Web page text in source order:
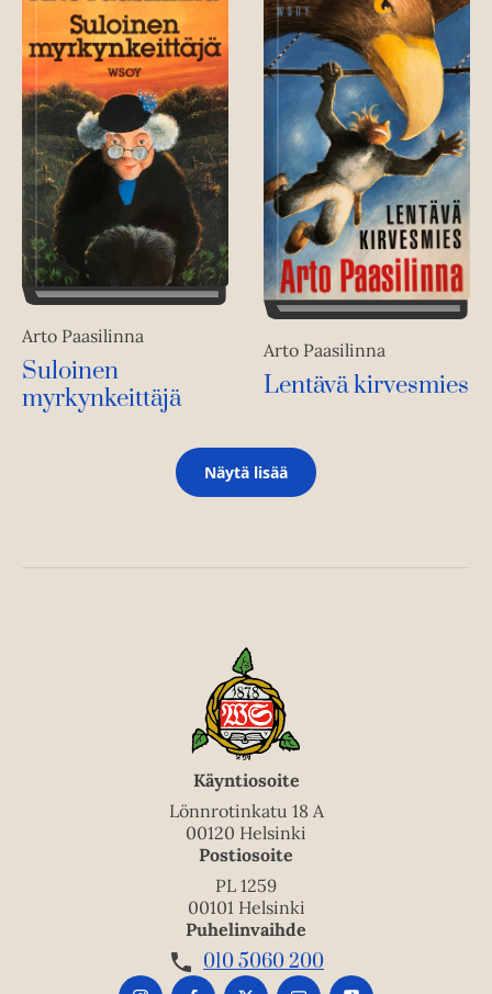
Arto Paasilinna
Suloinen
myrkynkeittäjä
Arto Paasilinna
Lentävä kirvesmies
Näytä lisää
Käyntiosoite
Lönnrotinkatu 18 A
00120 Helsinki
Postiosoite
PL 1259
00101 Helsinki
Puhelinvaihde
010 5060 200